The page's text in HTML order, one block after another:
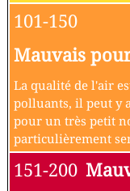
101-150
Mauvais
La qualité de l'air
polluants, il peut y
pour un très petit
particulièrement
151-200